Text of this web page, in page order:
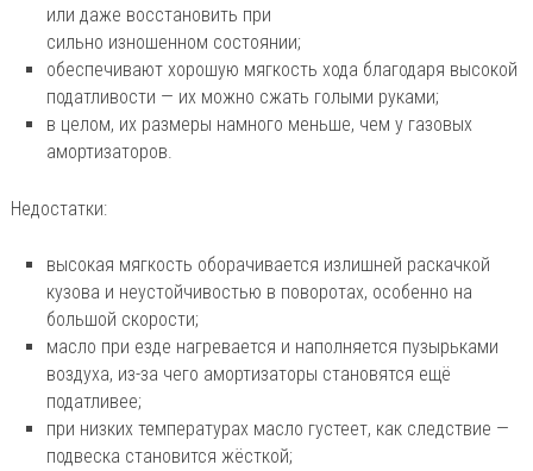
или даже восстановить при
сильно изношенном состоянии;
обеспечивают хорошую мягкость хода благодаря высокой
податливости — их можно сжать голыми руками;
в целом, их размеры намного меньше, чем у газовых
амортизаторов.
Недостатки:
высокая мягкость оборачивается излишней раскачкой
кузова и неустойчивостью в поворотах, особенно на
большой скорости;
масло при езде нагревается и наполняется пузырьками
воздуха, из-за чего амортизаторы становятся ещё
податливее;
при низких температурах масло густеет, как следствие —
подвеска становится жёсткой;